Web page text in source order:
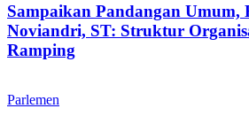
Sampaikan Pandangan Umum,
Noviandri, ST: Struktur
Ramping
Parlemen